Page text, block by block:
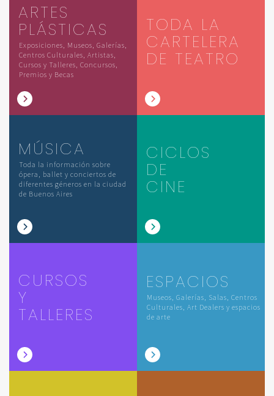
ARTES
PLÁSTICAS
Exposiciones, Museos, Galerías,
Centros Culturales, Artistas,
Cursos y Talleres, Concursos,
Premios y Becas
TODA LA
CARTELERA
DE TEATRO
MÚSICA
Toda la información sobre
ópera, ballet y conciertos de
diferentes géneros en la ciudad
de Buenos Aires
CICLOS
DE
CINE
CURSOS
Y
TALLERES
ESPACIOS
Museos, Galerías, Salas, Centros
Culturales, Art Dealers y espacios
de arte